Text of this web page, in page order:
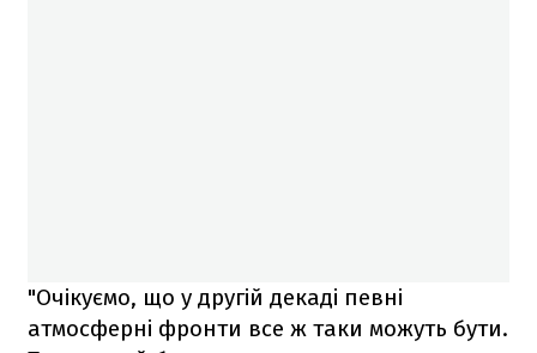
"Очікуємо, що у другій декаді певні
атмосферні фронти все ж таки можуть бути.